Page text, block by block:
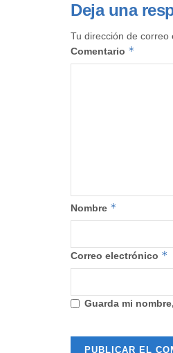
Deja una
Tu dirección de correo
Comentario *
Nombre *
Correo electrónico *
Guarda mi